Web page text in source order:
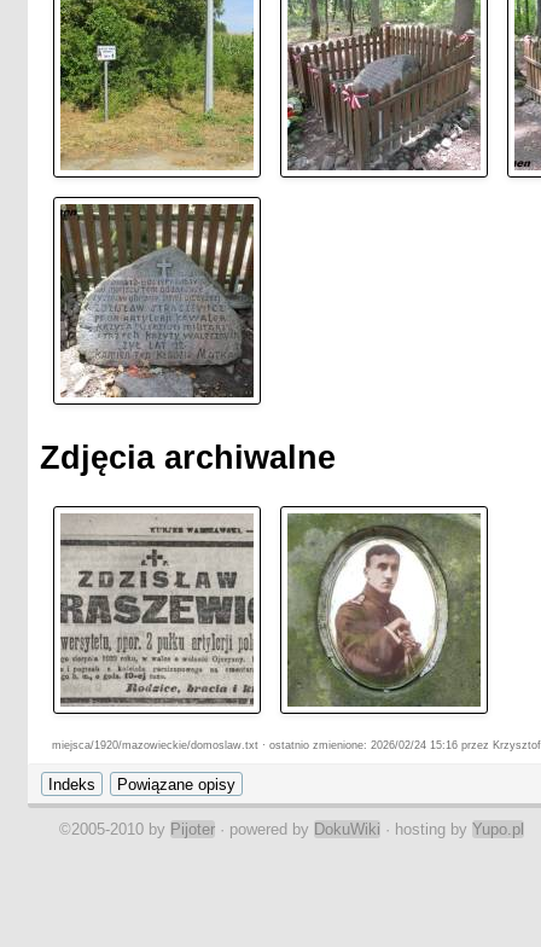
Zdjęcia archiwalne
miejsca/1920/mazowieckie/domoslaw.txt · ostatnio zmienione: 2026/02/24 15:16 przez
©2005-2010 by Pijoter · powered by DokuWiki · hosting by Yupo.pl